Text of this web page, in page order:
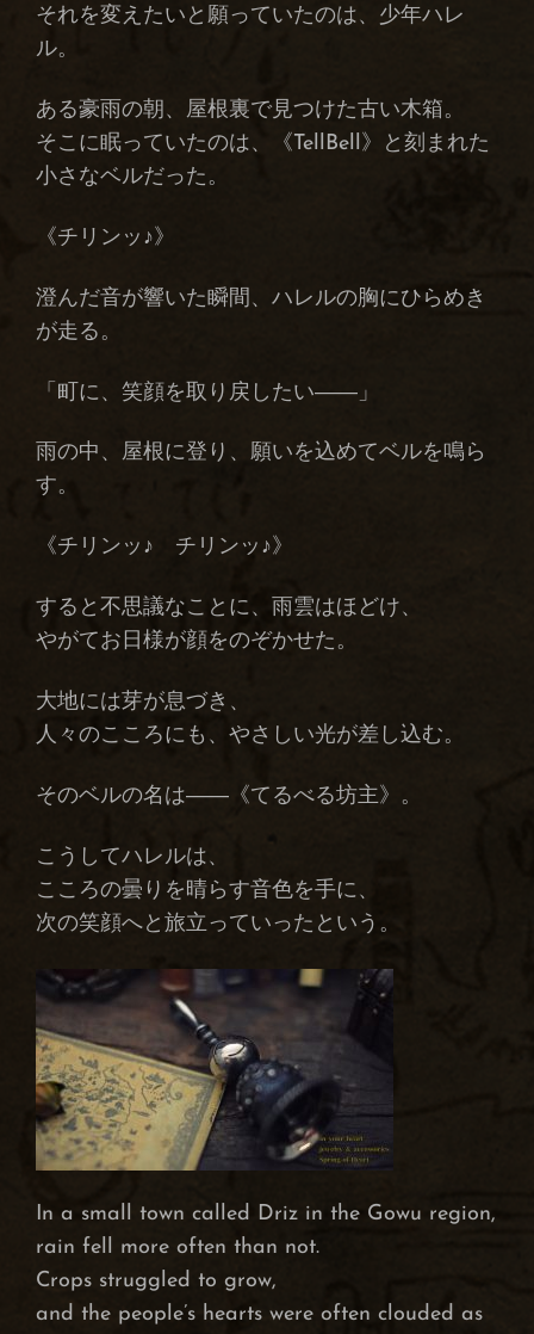
それを変えたいと願っていたのは、少年ハレ
ル。
ある豪雨の朝、屋根裏で見つけた古い木箱。
そこに眠っていたのは、《TellBell》と刻まれた
小さなベルだった。
《チリンッ♪》
澄んだ音が響いた瞬間、ハレルの胸にひらめき
が走る。
「町に、笑顔を取り戻したい――」
雨の中、屋根に登り、願いを込めてベルを鳴ら
す。
《チリンッ♪ チリンッ♪》
すると不思議なことに、雨雲はほどけ、
やがてお日様が顔をのぞかせた。
大地には芽が息づき、
人々のこころにも、やさしい光が差し込む。
そのベルの名は――《てるべる坊主》。
こうしてハレルは、
こころの曇りを晴らす音色を手に、
次の笑顔へと旅立っていったという。
In a small town called Driz in the Gowu region,
rain fell more often than not.
Crops struggled to grow,
and the people’s hearts were often clouded as